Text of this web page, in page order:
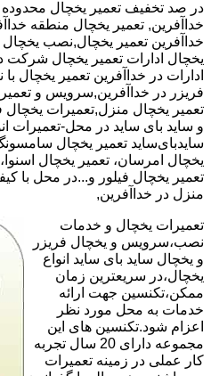
در صد تخفیف تعمیر یخچال
خداآفرین, تعمیر یخچال منطقه
خداآفرین تعمیر یخچال,نصب
یخچال ادارات تعمیر یخچال شرکت
ادارات در خداآفرین تعمیر یخچال
فریزر در خداآفرین,سرویس و
تعمیر یخچال منزل,تعمیرات یخچال
و ساید بای ساید در محل-تعمیرات
سایدبای‌ساید تعمیر یخچال
یخچال امرسان، تعمیر یخچال
تعمیر یخچال فیلور و...در محل با
منزل در خداآفرین,
تعمیرات یخچال و خدمات
نصب،سرویس و یخچال فریزر
و یخچال ساید بای ساید انواع
یخچال،در سریعترین زمان
ممکن،تکنسین جهت ارائه
خدمات به محل مورد نظر
اعزام شود.تکنسین های این
مجموعه دارای 20 سال تجربه
کار عملی در زمینه تعمیرات